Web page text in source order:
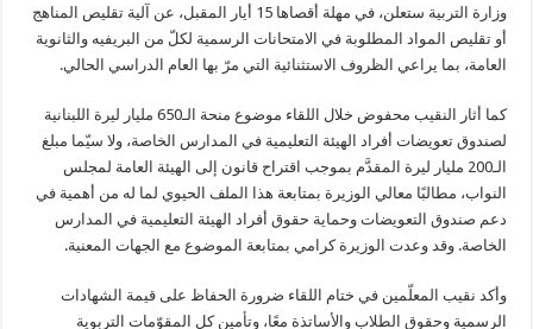
وزارة التربية ستعلن، في مهلة أقصاها 15 أيار المقبل، عن آلية تقليص المناهج
أو تقليص المواد المطلوبة في الامتحانات الرسمية لكلّ من البريفيه والثانوية
العامة، بما يراعي الظروف الاستثنائية التي مرّ بها العام الدراسي الحالي.
كما أثار النقيب محفوض خلال اللقاء موضوع منحة الـ650 مليار ليرة اللبنانية
لصندوق تعويضات أفراد الهيئة التعليمية في المدارس الخاصة، ولا سيّما مبلغ
الـ200 مليار ليرة المقدَّم بموجب اقتراح قانون إلى الهيئة العامة لمجلس
النواب، مطالبًا معالي الوزيرة بمتابعة هذا الملف الحيوي لما له من أهمية في
دعم صندوق التعويضات وحماية حقوق أفراد الهيئة التعليمية في المدارس
الخاصة. وقد وعدت الوزيرة كرامي بمتابعة الموضوع مع الجهات المعنية.
وأكد نقيب المعلّمين في ختام اللقاء ضرورة الحفاظ على قيمة الشهادات
الرسمية وحقوق الطلاب والأساتذة معًا، وتأمين كل المقوّمات التربوية